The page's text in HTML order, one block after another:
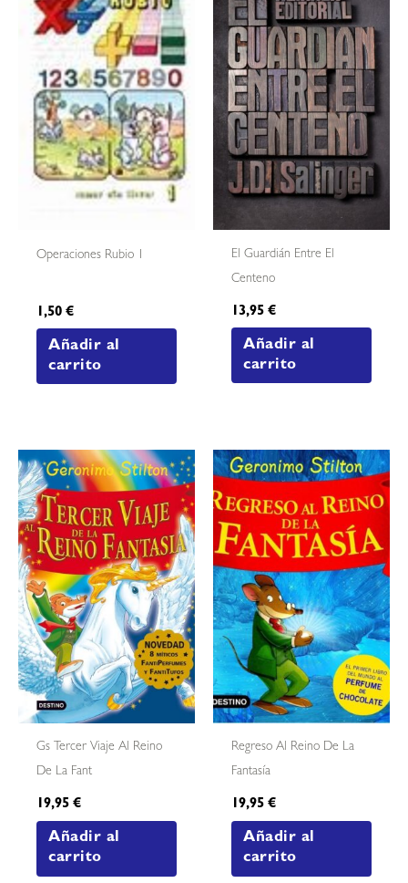
Operaciones Rubio 1
1,50€
Añadir al
carrito
El Guardián Entre El
Centeno
13,95€
Añadir al
carrito
Gs Tercer Viaje Al Reino
De La Fant
19,95€
Añadir al
carrito
Regreso Al Reino De La
Fantasía
19,95€
Añadir al
carrito